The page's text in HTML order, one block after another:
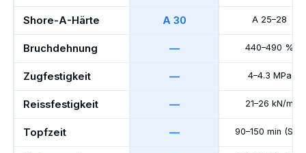
Shore-A-Härte A 30 A 25–28
Bruchdehnung — 440–490 %
Zugfestigkeit — 4–4.3 MPa
Reissfestigkeit — 21–26 kN/m
Topfzeit — 90–150 min (Std)